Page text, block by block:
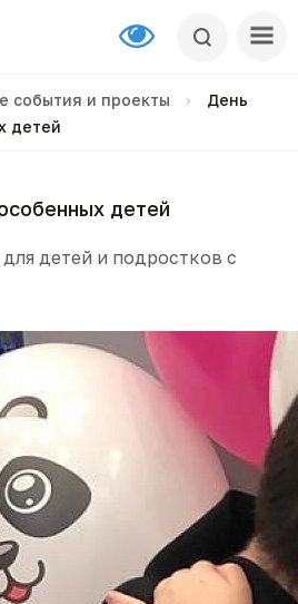
события и проекты ›
День
детей
детей
детей и подростков с